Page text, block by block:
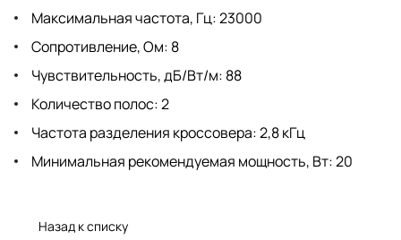
Максимальная частота, Гц: 23000
Сопротивление, Ом: 8
Чувствительность, дБ/Вт/м: 88
Количество полос: 2
Частота разделения кроссовера: 2,8 кГц
Минимальная рекомендуемая мощность, Вт: 20
Назад к списку